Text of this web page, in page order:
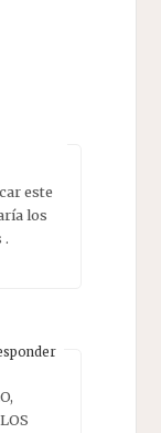
este
los
.